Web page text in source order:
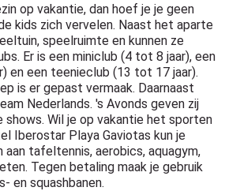
op vakantie, dan hoef je je geen
kids zich vervelen. Naast het aparte
speelruimte en kunnen ze
Er is een miniclub (4 tot 8 jaar), een
en een teenieclub (13 tot 17 jaar).
is er gepast vermaak. Daarnaast
Nederlands. 's Avonds geven zij
shows. Wil je op vakantie het sporten
Iberostar Playa Gaviotas kun je
tafeltennis, aerobics, aquagym,
Tegen betaling maak je gebruik
en squashbanen.